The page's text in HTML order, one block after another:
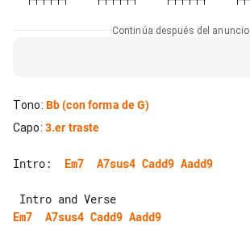
Continúa después del anuncio
Tono: Bb(con forma de G)
Capo: 3.er traste
Intro: Em7 A7sus4 Cadd9 Aadd9
Em7
A7sus4 Cadd9 Aadd9